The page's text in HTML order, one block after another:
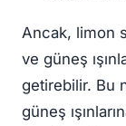
Ancak, limon
ve güneş
getirebilir. Bu
güneş